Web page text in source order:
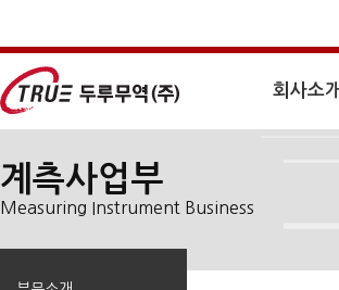
회사소개
계측사업부
Measuring Instrument Business